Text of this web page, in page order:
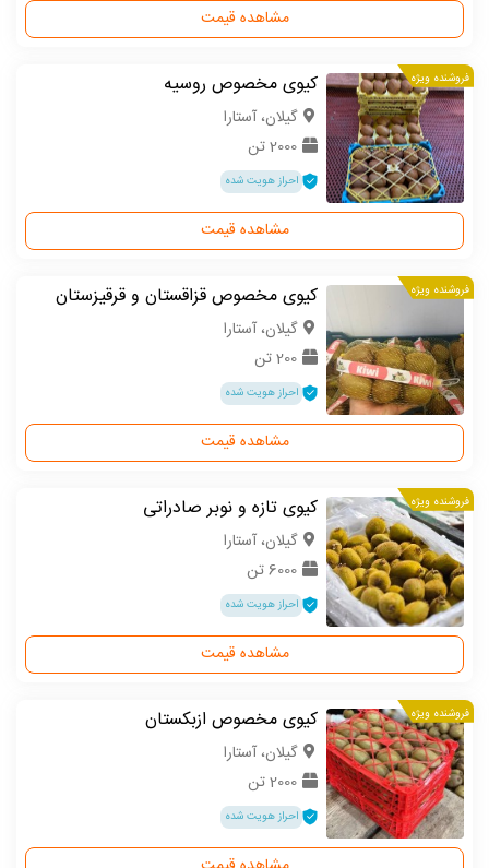
مشاهده قیمت
فروشنده ویژه کیوی مخصوص روسیه
گیلان، آستارا
2000 تن
احراز هویت شده
مشاهده قیمت
فروشنده ویژه کیوی مخصوص قزاقستان و قرقیزستان
گیلان، آستارا
200 تن
احراز هویت شده
مشاهده قیمت
فروشنده ویژه کیوی تازه و نوبر صادراتی
گیلان، آستارا
6000 تن
احراز هویت شده
مشاهده قیمت
فروشنده ویژه کیوی مخصوص ازبکستان
گیلان، آستارا
2000 تن
احراز هویت شده